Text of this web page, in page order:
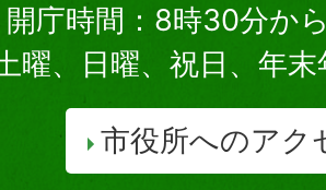
開庁時間：8時30分か
土曜、日曜、祝日、年
市役所へのアク